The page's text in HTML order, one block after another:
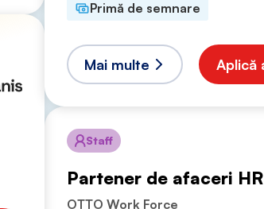
Primă de semnare
Mai multe Aplică
Staff
Partener de afaceri HR
OTTO Work Force